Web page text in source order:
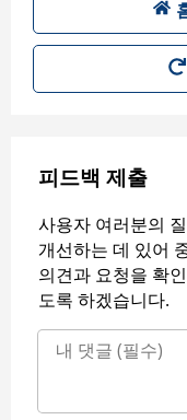
피드백 제출
사용자 여러분의
개선하는 데 있어
의견과 요청을 확
도록 하겠습니다.